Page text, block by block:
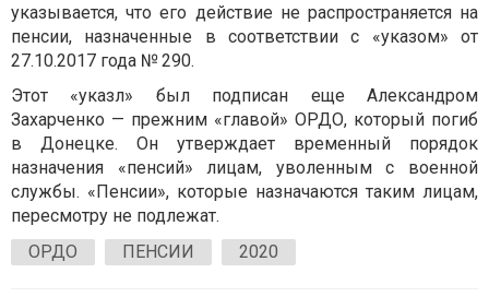
указывается, что его действие не распространяется на
пенсии, назначенные в соответствии с «указом» от
27.10.2017 года № 290.
Этот «указл» был подписан еще Александром
Захарченко — прежним «главой» ОРДО, который погиб
в Донецке. Он утверждает временный порядок
назначения «пенсий» лицам, уволенным с военной
службы. «Пенсии», которые назначаются таким лицам,
пересмотру не подлежат.
ОРДО
ПЕНСИИ 2020